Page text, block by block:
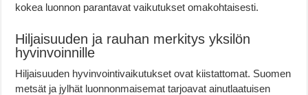
kokea luonnon parantavat vaikutukset omakohtaisesti.
Hiljaisuuden ja rauhan merkitys yksilön
hyvinvoinnille
Hiljaisuuden hyvinvointivaikutukset ovat kiistattomat. Suomen
metsät ja jylhät luonnonmaisemat tarjoavat ainutlaatuisen